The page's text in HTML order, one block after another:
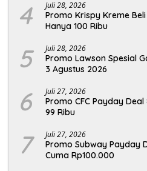
4 Juli 28, 2026
Promo Krispy Kreme
Hanya 100 Ribu
5 Juli 28, 2026
Promo Lawson Spesial
3 Agustus 2026
6 Juli 27, 2026
Promo CFC Payday
99 Ribu
7 Juli 27, 2026
Promo Subway Payday
Cuma Rp100.000